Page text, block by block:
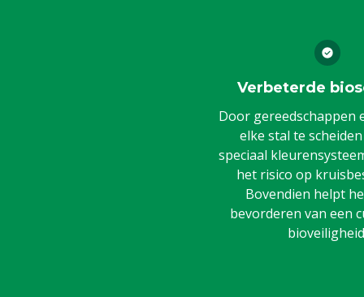
Verbeterde
Door gereedschappen
elke stal te
speciaal
het risico op
Bovendien helpt
bevorderen van een